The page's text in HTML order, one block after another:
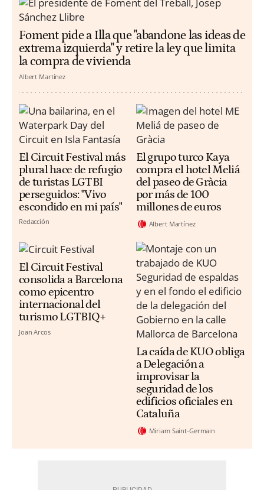
Foment pide a Illa que "abandone las ideas de
extrema izquierda" y retire la ley que limita
la compra de vivienda
Albert Martínez
El Circuit Festival más
plural hace de refugio
de turistas LGTBI
perseguidos: "Vivo
escondido en mi país"
Redacción
El grupo turco Kaya
compra el hotel Meliá
del paseo de Gràcia
por más de 100
millones de euros
Albert Martínez
El Circuit Festival
consolida a Barcelona
como epicentro
internacional del
turismo LGTBIQ+
Joan Arcos
La caída de KUO obliga
a Delegación a
improvisar la
seguridad de los
edificios oficiales en
Cataluña
Miriam Saint-Germain